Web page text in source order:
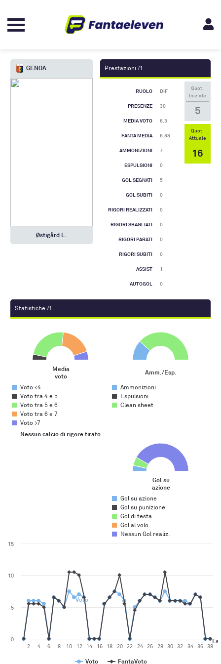
GENOA
Østigård L.
Prestazioni /1
RUOLO DIF
PRESENZE 30
MEDIA VOTO 6.3
FANTA MEDIA 6.88
AMMONIZIONI 7
ESPULSIONI 0
GOL SEGNATI 5
GOL SUBITI 0
RIGORI REALIZZATI 0
RIGORI SBAGLIATI 0
RIGORI PARATI 0
RIGORI SUBITI 0
ASSIST 1
AUTOGOL 0
Quot.
Iniziale
5
Quot.
Attuale
16
Statistiche /1
Media voto
Pie chart with 5 slices.
Media
voto
End of interactive chart.
Amm./Esp.
Pie chart with 3 slices.
Amm./Esp.
End of interactive chart.
Voto <4
Voto tra 4 e 5
Voto tra 5 e 6
Voto tra 6 e 7
Voto >7
Ammonizioni
Espulsioni
Clean sheet
Nessun calcio di rigore tirato
Pie chart with 5 slices.
Gol su
azione
End of interactive chart.
Gol su azione
Gol su punizione
Gol di testa
Gol al volo
Nessun Gol realiz.
Chart
The chart has 1 Y axis displaying values. Range: 0 to 15.
Voto
Voto FantaVoto
2 4 6 8 10 12 14 16 18 20 22 24 26 28 30 32 34 36 38
0
5
10
15